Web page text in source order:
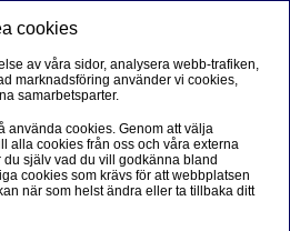
cookies
av våra sidor, analysera webb-trafiken,
marknadsföring använder vi cookies,
samarbetsparter.
använda cookies. Genom att välja
alla cookies från oss och våra externa
själv vad du vill godkänna bland
cookies som krävs för att webbplatsen
när som helst ändra eller ta tillbaka ditt